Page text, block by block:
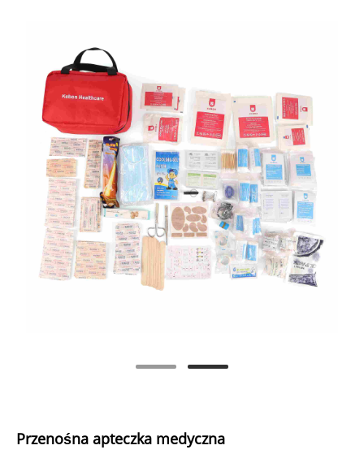
Przenośna apteczka medyczna